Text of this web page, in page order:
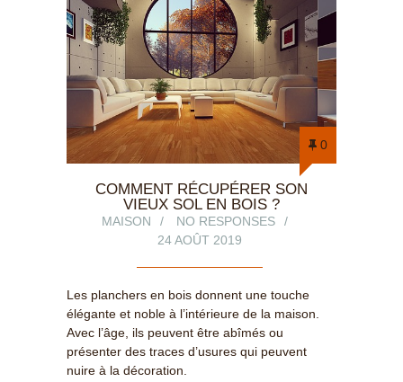
0
COMMENT RÉCUPÉRER SON
VIEUX SOL EN BOIS ?
MAISON
NO RESPONSES
24 AOÛT 2019
Les planchers en bois donnent une touche
élégante et noble à l’intérieure de la maison.
Avec l’âge, ils peuvent être abîmés ou
présenter des traces d’usures qui peuvent
nuire à la décoration.